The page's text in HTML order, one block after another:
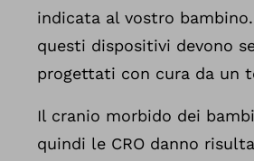
indicata al vostro
questi dispositivi devono
progettati con cura da un
Il cranio morbido dei
quindi le CRO danno